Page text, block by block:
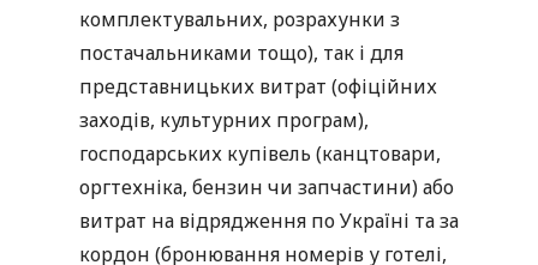
комплектувальних, розрахунки з
постачальниками тощо), так і для
представницьких витрат (офіційних
заходів, культурних програм),
господарських купівель (канцтовари,
оргтехніка, бензин чи запчастини) або
витрат на відрядження по Україні та за
кордон (бронювання номерів у готелі,